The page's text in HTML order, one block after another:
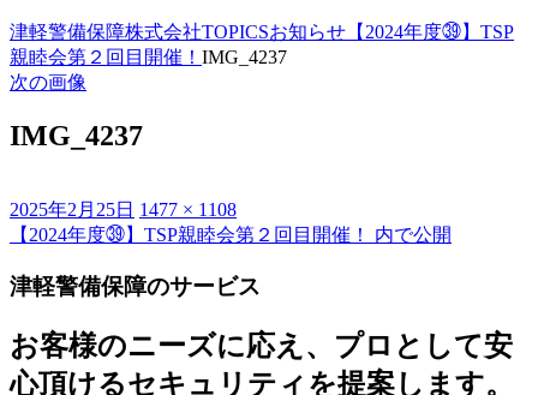
津軽警備保障株式会社TOPICSお知らせ 【2024年度㊴】TSP
親睦会第２回目開催！ IMG_4237
次の画像
IMG_4237
投
稿
2025年2月25日 フ
ル
イ
1477 × 1108
投
稿
ビ
【2024年度㊴】TSP親睦会第２回目開催！ 内で公開
津軽警備保障のサービス
お客様のニーズに応え、プロとして安
心頂けるセキュリティを提案します。